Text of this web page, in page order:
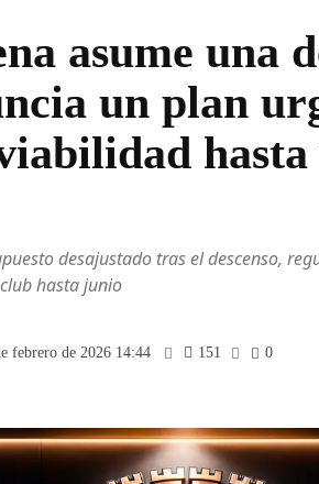
asume una
un plan
desajustado tras el descenso,
hasta junio
febrero de 2026 14:44 151 0